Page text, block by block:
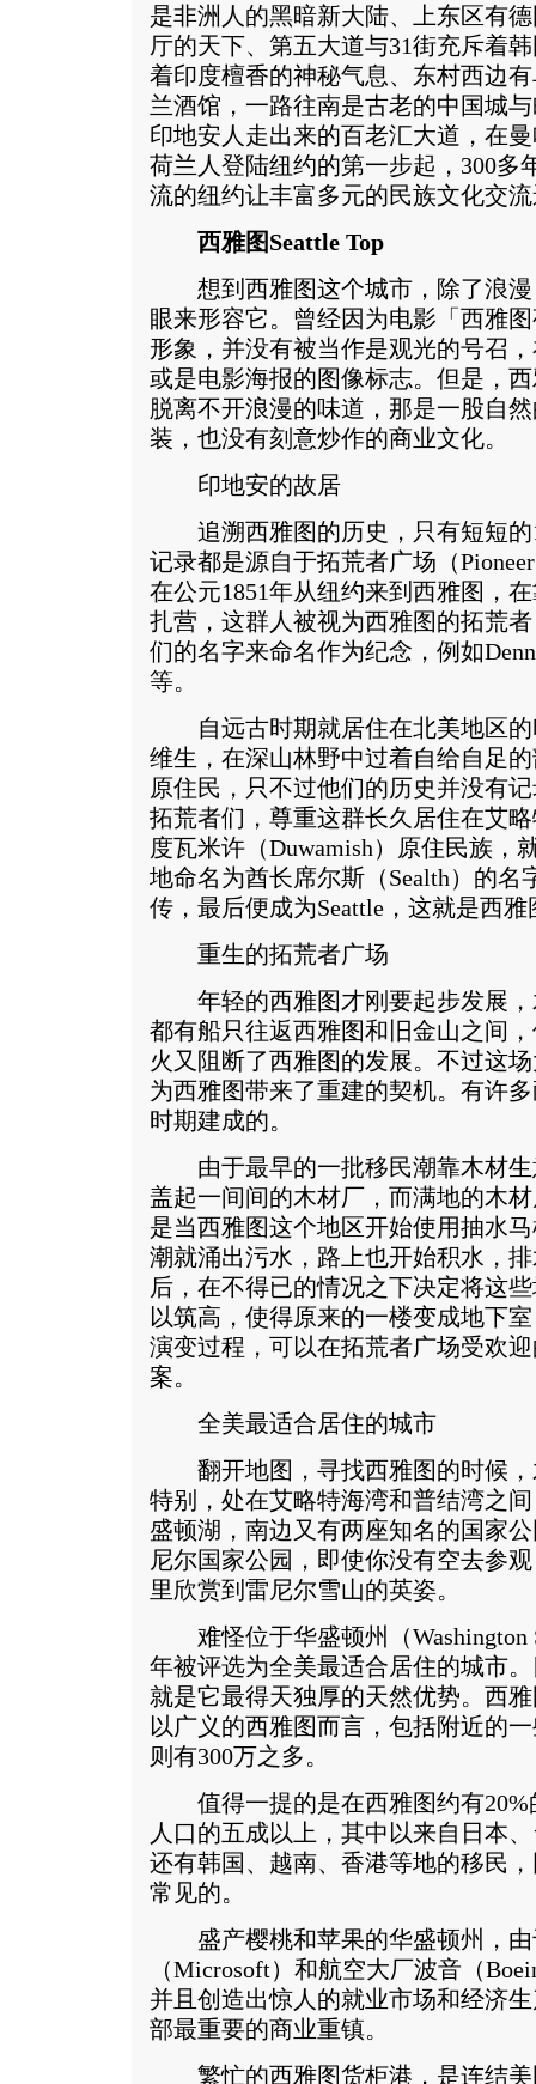
是非洲人的黑暗新大陆、上东区有
厅的天下、第五大道与31街充斥着
着印度檀香的神秘气息、东村西边
兰酒馆，一路往南是古老的中国城
印地安人走出来的百老汇大道，在
荷兰人登陆纽约的第一步起，300多
流的纽约让丰富多元的民族文化交
西雅图Seattle Top
想到西雅图这个城市，除了浪漫
眼来形容它。曾经因为电影「西雅
形象，并没有被当作是观光的号召
或是电影海报的图像标志。但是，
脱离不开浪漫的味道，那是一股自
装，也没有刻意炒作的商业文化。
印地安的故居
追溯西雅图的历史，只有短短的
记录都是源自于拓荒者广场（
在公元1851年从纽约来到西雅图，
扎营，这群人被视为西雅图的拓荒
们的名字来命名作为纪念，例如
等。
自远古时期就居住在北美地区的
维生，在深山林野中过着自给自足
原住民，只不过他们的历史并没有
拓荒者们，尊重这群长久居住在艾
度瓦米许（Duwamish）原住民族，
地命名为酋长席尔斯（Sealth）的名
传，最后便成为Seattle，这就是西
重生的拓荒者广场
年轻的西雅图才刚要起步发展，
都有船只往返西雅图和旧金山之间
火又阻断了西雅图的发展。不过这
为西雅图带来了重建的契机。有许
时期建成的。
由于最早的一批移民潮靠木材生
盖起一间间的木材厂，而满地的木
是当西雅图这个地区开始使用抽水
潮就涌出污水，路上也开始积水，
后，在不得已的情况之下决定将这
以筑高，使得原来的一楼变成地下
演变过程，可以在拓荒者广场受欢
案。
全美最适合居住的城市
翻开地图，寻找西雅图的时候，
特别，处在艾略特海湾和普结湾之
盛顿湖，南边又有两座知名的国家
尼尔国家公园，即使你没有空去参
里欣赏到雷尼尔雪山的英姿。
难怪位于华盛顿州（Washington
年被评选为全美最适合居住的城市
就是它最得天独厚的天然优势。西
以广义的西雅图而言，包括附近的
则有300万之多。
值得一提的是在西雅图约有20%
人口的五成以上，其中以来自日本
还有韩国、越南、香港等地的移民
常见的。
盛产樱桃和苹果的华盛顿州，由
（Microsoft）和航空大厂波音（
并且创造出惊人的就业市场和经济
部最重要的商业重镇。
繁忙的西雅图货柜港，是连结美